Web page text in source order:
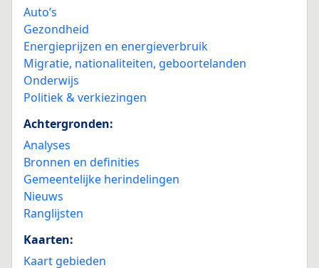
Auto’s
Gezondheid
Energieprijzen en energieverbruik
Migratie, nationaliteiten, geboortelanden
Onderwijs
Politiek & verkiezingen
Achtergronden:
Analyses
Bronnen en definities
Gemeentelijke herindelingen
Nieuws
Ranglijsten
Kaarten:
Kaart gebieden